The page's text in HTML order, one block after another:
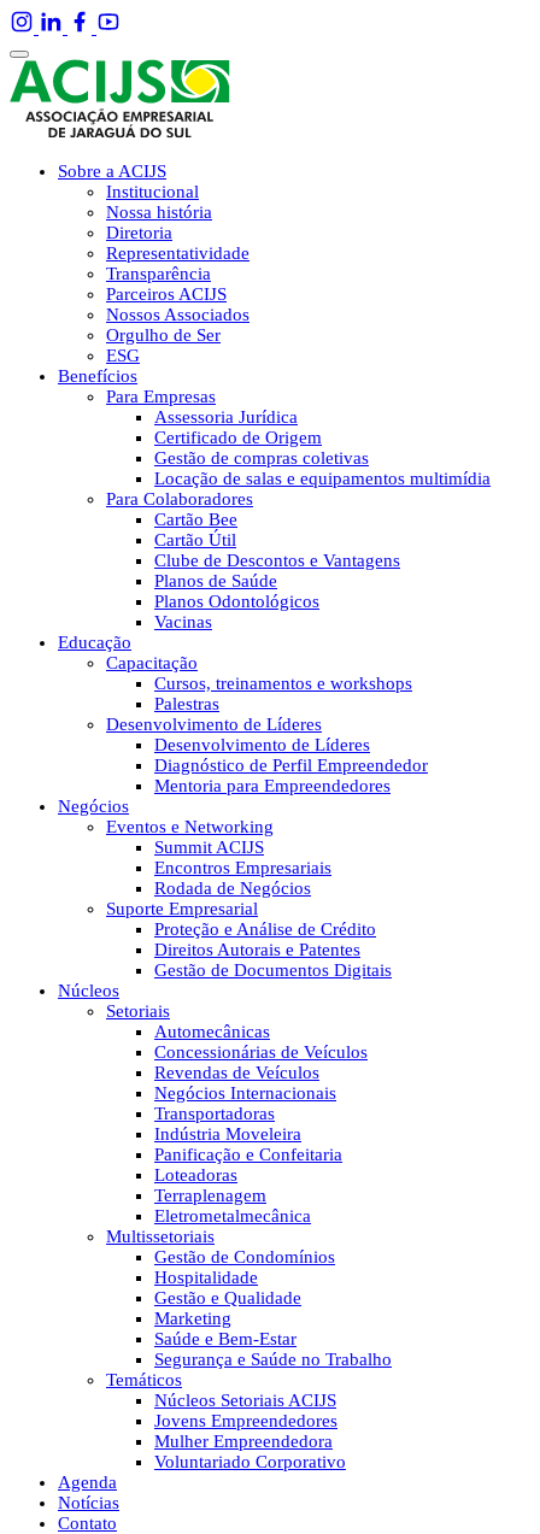
Sobre a ACIJS
Institucional
Nossa história
Diretoria
Representatividade
Transparência
Parceiros ACIJS
Nossos Associados
Orgulho de Ser
ESG
Benefícios
Para Empresas
Assessoria Jurídica
Certificado de Origem
Gestão de compras coletivas
Locação de salas e equipamentos multimídia
Para Colaboradores
Cartão Bee
Cartão Útil
Clube de Descontos e Vantagens
Planos de Saúde
Planos Odontológicos
Vacinas
Educação
Capacitação
Cursos, treinamentos e workshops
Palestras
Desenvolvimento de Líderes
Desenvolvimento de Líderes
Diagnóstico de Perfil Empreendedor
Mentoria para Empreendedores
Negócios
Eventos e Networking
Summit ACIJS
Encontros Empresariais
Rodada de Negócios
Suporte Empresarial
Proteção e Análise de Crédito
Direitos Autorais e Patentes
Gestão de Documentos Digitais
Núcleos
Setoriais
Automecânicas
Concessionárias de Veículos
Revendas de Veículos
Negócios Internacionais
Transportadoras
Indústria Moveleira
Panificação e Confeitaria
Loteadoras
Terraplenagem
Eletrometalmecânica
Multissetoriais
Gestão de Condomínios
Hospitalidade
Gestão e Qualidade
Marketing
Saúde e Bem-Estar
Segurança e Saúde no Trabalho
Temáticos
Núcleos Setoriais ACIJS
Jovens Empreendedores
Mulher Empreendedora
Voluntariado Corporativo
Agenda
Notícias
Contato